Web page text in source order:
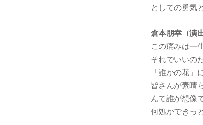
としての勇気
倉本朋幸（演
この痛みは一
それでいいの
「誰かの花
皆さんが素晴
んて誰が想像
何処かできっ